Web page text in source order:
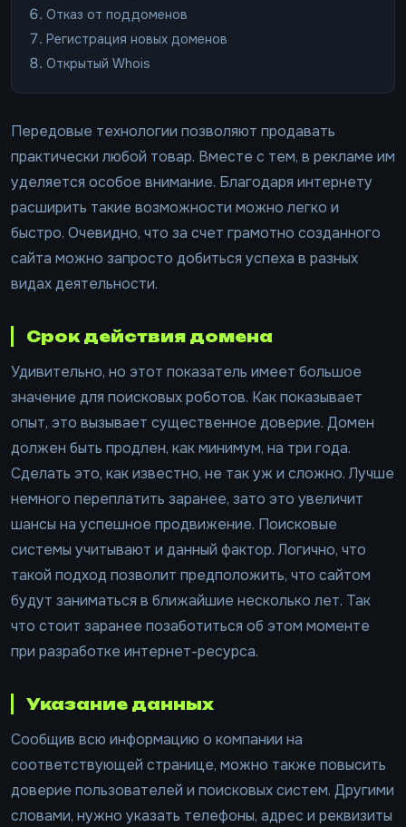
Отказ от поддоменов
Регистрация новых доменов
Открытый Whois
Передовые технологии позволяют продавать
практически любой товар. Вместе с тем, в рекламе им
уделяется особое внимание. Благодаря интернету
расширить такие возможности можно легко и
быстро. Очевидно, что за счет грамотно созданного
сайта можно запросто добиться успеха в разных
видах деятельности.
Срок действия домена
Удивительно, но этот показатель имеет большое
значение для поисковых роботов. Как показывает
опыт, это вызывает существенное доверие. Домен
должен быть продлен, как минимум, на три года.
Сделать это, как известно, не так уж и сложно. Лучше
немного переплатить заранее, зато это увеличит
шансы на успешное продвижение. Поисковые
системы учитывают и данный фактор. Логично, что
такой подход позволит предположить, что сайтом
будут заниматься в ближайшие несколько лет. Так
что стоит заранее позаботиться об этом моменте
при разработке интернет-ресурса.
Указание данных
Сообщив всю информацию о компании на
соответствующей странице, можно также повысить
доверие пользователей и поисковых систем. Другими
словами, нужно указать телефоны, адрес и реквизиты